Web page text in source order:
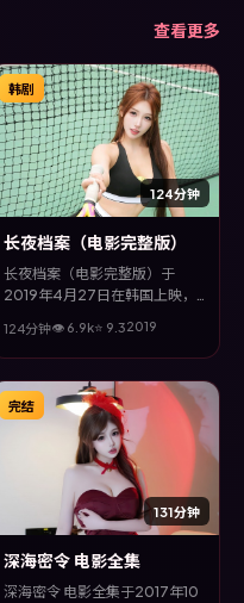
查看更多
124分钟
韩剧
长夜档案（电影完整版）
长夜档案（电影完整版）于
2019年4月27日在韩国上映，
宰、安藤樱、胡歌等主演。全片
以战争类型为主线，视听语言大
胆实验，配乐与场面调度为全片
情绪推波助澜。
124分钟👁 6.9k⭐ 9.32019
131分钟
完结
深海密令 电影全集
深海密令 电影全集于2017年10